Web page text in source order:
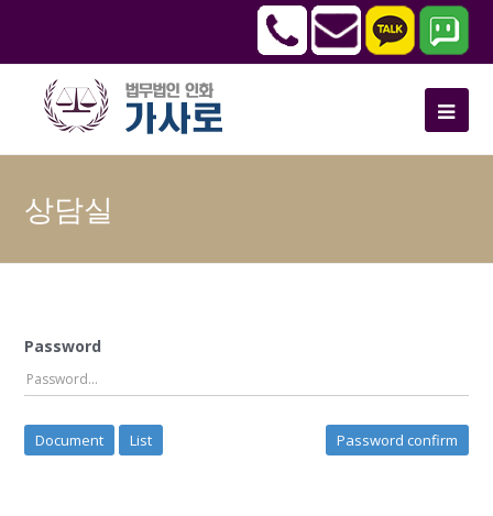
상담실
Password
Document List Password confirm